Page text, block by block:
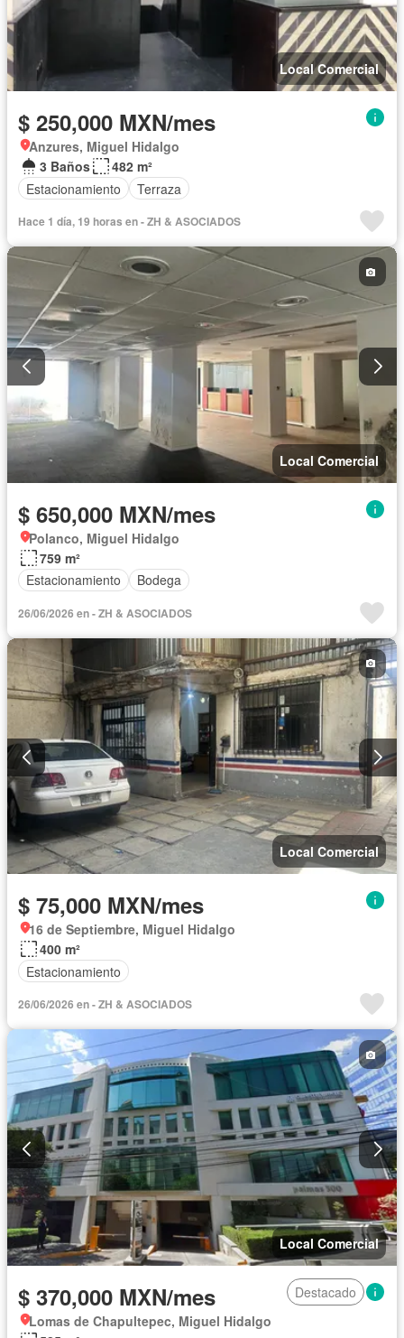
Local Comercial
$ 250,000 MXN/mes
Anzures, Miguel Hidalgo
3 Baños
482 m²
Estacionamiento
Terraza
Hace 1 día, 19 horas en - ZH & ASOCIADOS
Local Comercial
$ 650,000 MXN/mes
Polanco, Miguel Hidalgo
759 m²
Estacionamiento
Bodega
26/06/2026 en - ZH & ASOCIADOS
Local Comercial
$ 75,000 MXN/mes
16 de Septiembre, Miguel Hidalgo
400 m²
Estacionamiento
26/06/2026 en - ZH & ASOCIADOS
Local Comercial
$ 370,000 MXN/mes
Destacado
Lomas de Chapultepec, Miguel Hidalgo